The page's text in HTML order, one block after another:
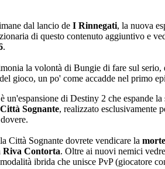
dal lancio de I Rinnegati, la nuova
di questo contenuto aggiuntivo e
.
la volontà di Bungie di fare sul
gioco, un po' come accadde nel primo
è un'espansione di Destiny 2 che espande
Città Sognante, realizzato esclusivamente
Città Sognante dovrete vendicare la
Riva Contorta. Oltre ai nuovi nemici
ibrida che unisce PvP (giocatore